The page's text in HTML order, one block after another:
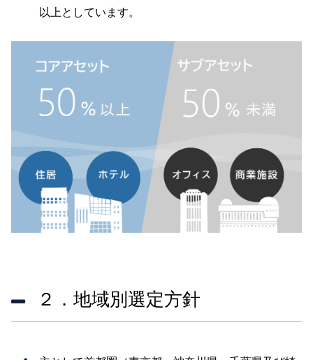
以上としています。
２．地域別選定方針